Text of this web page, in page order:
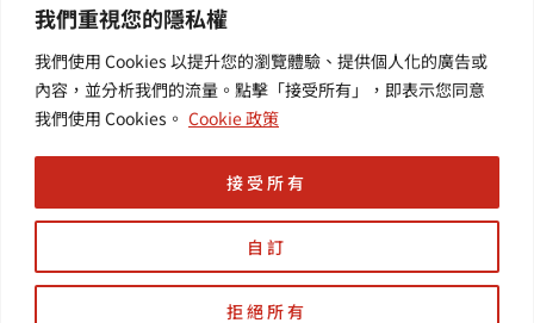
我們重視您的隱私權
我們使用 Cookies 以提升您的瀏覽體驗、提供個人化的廣告或
內容，並分析我們的流量。點擊「接受所有」，即表示您同意
我們使用 Cookies。 Cookie 政策
自訂
拒絕所有
接受所有
Platform
Applications
Others /
Services
News | Get
the latest